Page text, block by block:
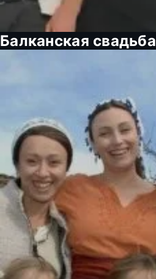
Балканская свадьба